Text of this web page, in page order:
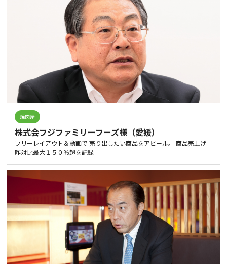
焼肉屋
株式会フジファミリーフーズ様（愛媛）
フリーレイアウト＆動画で 売り出したい商品をアピール。 商品売上げ
昨対比最大１５０％超を記録